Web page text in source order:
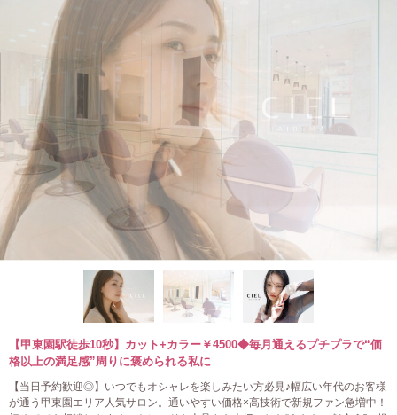
【甲東園駅徒歩10秒】カット+カラー￥4500◆毎月通えるプチプラで“価
格以上の満足感”周りに褒められる私に
【当日予約歓迎◎】いつでもオシャレを楽しみたい方必見♪幅広い年代のお客様
が通う甲東園エリア人気サロン。通いやすい価格×高技術で新規ファン急増中！